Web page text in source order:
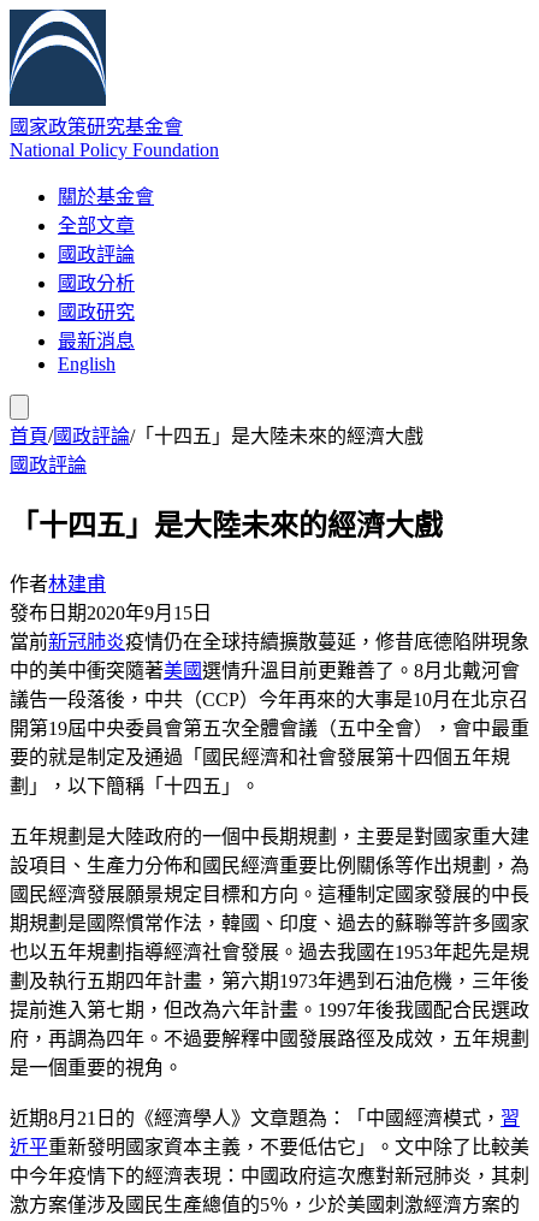
國家政策研究基金會
National Policy Foundation
關於基金會
全部文章
國政評論
國政分析
國政研究
最新消息
English
首頁/國政評論/「十四五」是大陸未來的經濟大戲
國政評論
「十四五」是大陸未來的經濟大戲
作者林建甫
發布日期2020年9月15日
當前新冠肺炎疫情仍在全球持續擴散蔓延，修昔底德陷阱現象
中的美中衝突隨著美國選情升溫目前更難善了。8月北戴河會
議告一段落後，中共（CCP）今年再來的大事是10月在北京召
開第19屆中央委員會第五次全體會議（五中全會），會中最重
要的就是制定及通過「國民經濟和社會發展第十四個五年規
劃」，以下簡稱「十四五」。
五年規劃是大陸政府的一個中長期規劃，主要是對國家重大建
設項目、生產力分佈和國民經濟重要比例關係等作出規劃，為
國民經濟發展願景規定目標和方向。這種制定國家發展的中長
期規劃是國際慣常作法，韓國、印度、過去的蘇聯等許多國家
也以五年規劃指導經濟社會發展。過去我國在1953年起先是規
劃及執行五期四年計畫，第六期1973年遇到石油危機，三年後
提前進入第七期，但改為六年計畫。1997年後我國配合民選政
府，再調為四年。不過要解釋中國發展路徑及成效，五年規劃
是一個重要的視角。
近期8月21日的《經濟學人》文章題為：「中國經濟模式， 習
近平重新發明國家資本主義，不要低估它」。文中除了比較美
中今年疫情下的經濟表現：中國政府這次應對新冠肺炎，其刺
激方案僅涉及國民生產總值的5％，少於美國刺激經濟方案的